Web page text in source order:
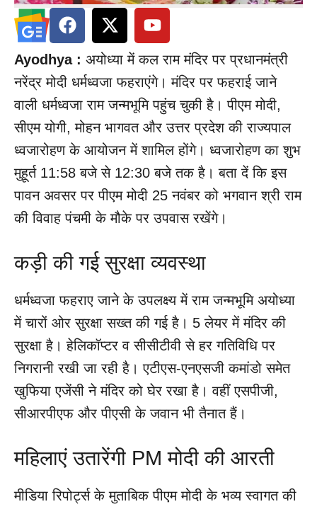
Ayodhya : अयोध्या में कल राम मंदिर पर प्रधानमंत्री
नरेंद्र मोदी धर्मध्वजा फहराएंगे। मंदिर पर फहराई जाने
वाली धर्मध्वजा राम जन्मभूमि पहुंच चुकी है। पीएम मोदी,
सीएम योगी, मोहन भागवत और उत्तर प्रदेश की राज्यपाल
ध्वजारोहण के आयोजन में शामिल होंगे। ध्वजारोहण का शुभ
मुहूर्त 11:58 बजे से 12:30 बजे तक है। बता दें कि इस
पावन अवसर पर पीएम मोदी 25 नवंबर को भगवान श्री राम
की विवाह पंचमी के मौके पर उपवास रखेंगे।
कड़ी की गई सुरक्षा व्यवस्था
धर्मध्वजा फहराए जाने के उपलक्ष्य में राम जन्मभूमि अयोध्या
में चारों ओर सुरक्षा सख्त की गई है। 5 लेयर में मंदिर की
सुरक्षा है। हेलिकॉप्टर व सीसीटीवी से हर गतिविधि पर
निगरानी रखी जा रही है। एटीएस-एनएसजी कमांडो समेत
खुफिया एजेंसी ने मंदिर को घेर रखा है। वहीं एसपीजी,
सीआरपीएफ और पीएसी के जवान भी तैनात हैं।
महिलाएं उतारेंगी PM मोदी की आरती
मीडिया रिपोर्ट्स के मुताबिक पीएम मोदी के भव्य स्वागत की